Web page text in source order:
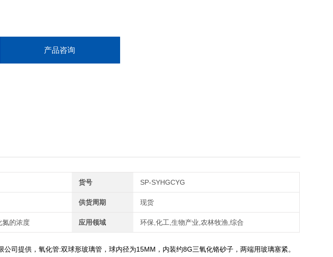
产品咨询
货号 SP-SYHGCYG
供货周期 现货
氮的浓度 应用领域 环保,化工,生物产业,农林牧渔,综合
公司提供，氧化管:双球形玻璃管，球内径为15MM，内装约8G三氧化铬砂子，两端用玻璃塞紧。